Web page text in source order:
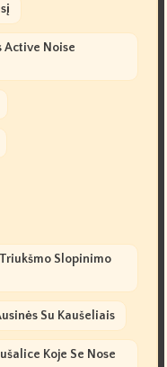
Active Noise
Slopinimo
Su Kaušeliais
Koje Se Nose